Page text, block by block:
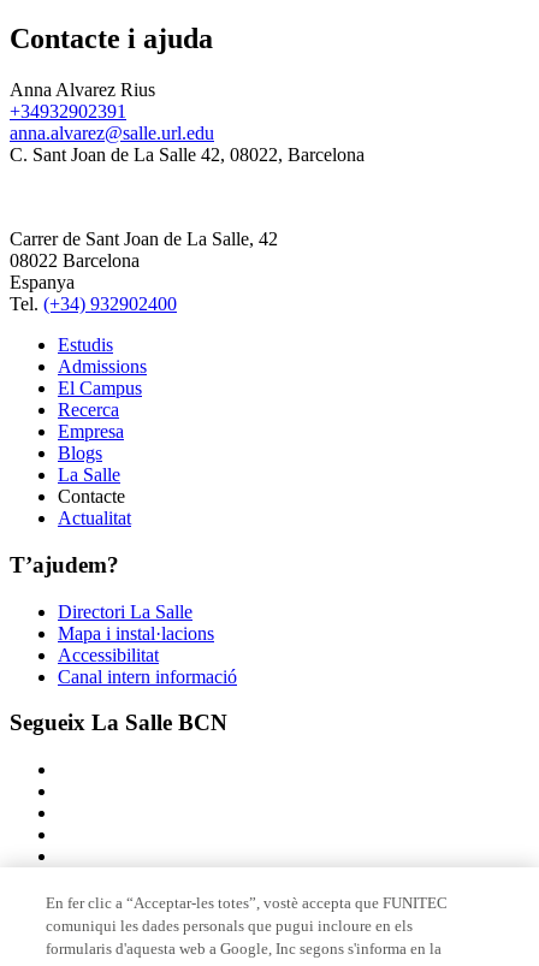
Contacte i ajuda
Anna Alvarez Rius
+34932902391
anna.alvarez@salle.url.edu
C. Sant Joan de La Salle 42, 08022, Barcelona
Carrer de Sant Joan de La Salle, 42
08022 Barcelona
Espanya
Tel. (+34) 932902400
Estudis
Admissions
El Campus
Recerca
Empresa
Blogs
La Salle
Contacte
Actualitat
T’ajudem?
Directori La Salle
Mapa i instal·lacions
Accessibilitat
Canal intern informació
Segueix La Salle BCN
Membre de
En fer clic a “Acceptar-les totes”, vostè accepta que FUNITEC
comuniqui les dades personals que pugui incloure en els
formularis d'aquesta web a Google, Inc segons s'informa en la